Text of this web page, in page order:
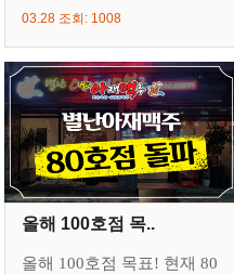
03.28 조회: 1008
올해 100호점 목..
올해 100호점 목표! 현재 80